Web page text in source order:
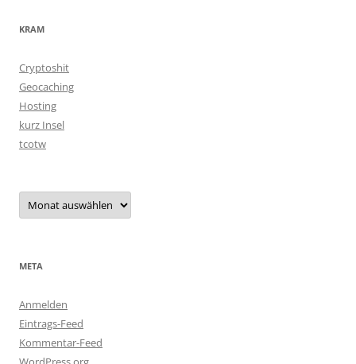
KRAM
Cryptoshit
Geocaching
Hosting
kurz Insel
tcotw
Archiv
META
Anmelden
Eintrags-Feed
Kommentar-Feed